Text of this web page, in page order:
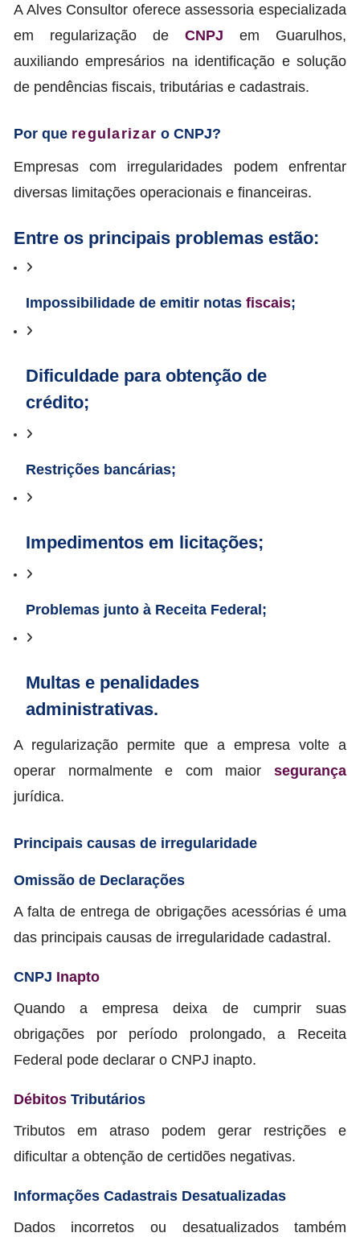
A Alves Consultor oferece assessoria especializada
em regularização de CNPJ em Guarulhos,
auxiliando empresários na identificação e solução
de pendências fiscais, tributárias e cadastrais.
Por que regularizar o CNPJ?
Empresas com irregularidades podem enfrentar
diversas limitações operacionais e financeiras.
Entre os principais problemas estão:
Impossibilidade de emitir notas fiscais;
Dificuldade para obtenção de
crédito;
Restrições bancárias;
Impedimentos em licitações;
Problemas junto à Receita Federal;
Multas e penalidades
administrativas.
A regularização permite que a empresa volte a
operar normalmente e com maiorsegurança
jurídica.
Principais causas de irregularidade
Omissão de Declarações
A falta de entrega de obrigações acessórias é uma
das principais causas de irregularidade cadastral.
CNPJ Inapto
Quando a empresa deixa de cumprir suas
obrigações por período prolongado, a Receita
Federal pode declarar o CNPJ inapto.
DébitosTributários
Tributos em atraso podem gerar restrições e
dificultar a obtenção de certidões negativas.
Informações Cadastrais Desatualizadas
Dados incorretos ou desatualizados também